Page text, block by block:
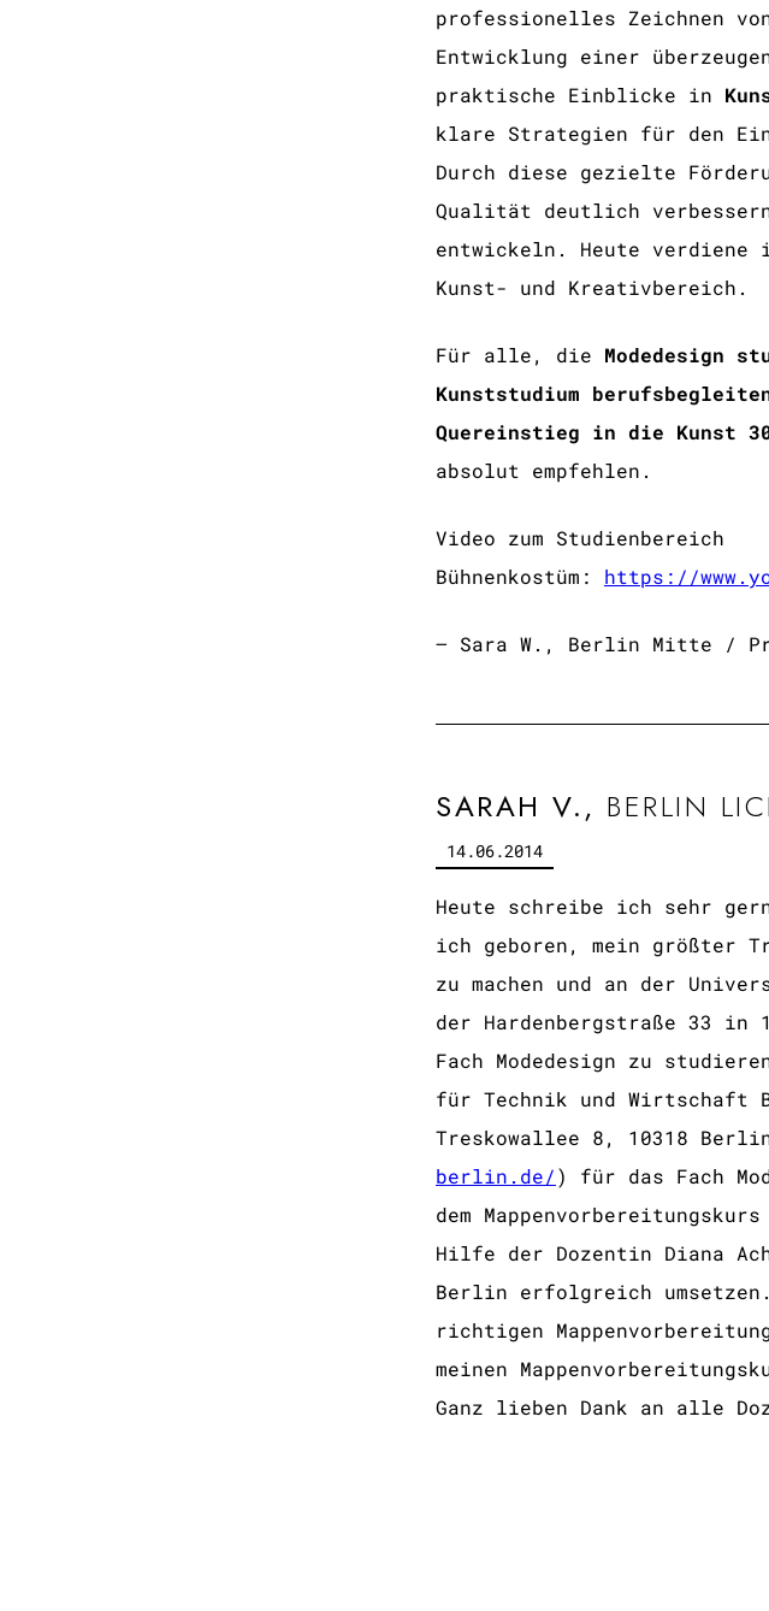
professionelles Zeichnen
Entwicklung einer
praktische Einblicke in
klare Strategien für den
Durch diese gezielte
Qualität deutlich
entwickeln. Heute
Kunst- und Kreativbereich.
Für alle, die Modedesign
Kunststudium
Quereinstieg in die Kunst
absolut empfehlen.
Video zum Studienbereich
Bühnenkostüm: https://
– Sara W., Berlin Mitte /
SARAH V., BERLIN
14.06.2014
Heute schreibe ich sehr
ich geboren, mein größter
zu machen und an der
der Hardenbergstraße 33 in
Fach Modedesign zu
für Technik und Wirtschaft
Treskowallee 8, 10318
berlin.de/) für das Fach
dem
Hilfe der Dozentin Diana
Berlin erfolgreich
richtigen
meinen
Ganz lieben Dank an alle